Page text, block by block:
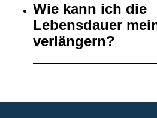
Wie kann ich die
Lebensdauer
verlängern?